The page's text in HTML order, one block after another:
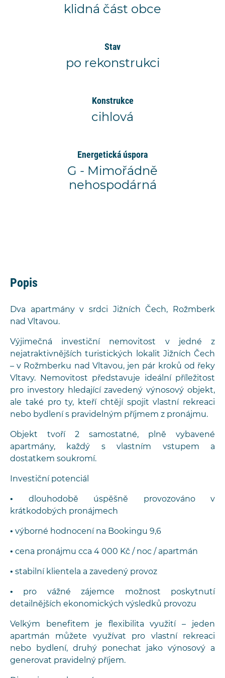
klidná část obce
Stav
po rekonstrukci
Konstrukce
cihlová
Energetická úspora
G - Mimořádně
nehospodárná
Popis
Dva apartmány v srdci Jižních Čech, Rožmberk
nad Vltavou.
Výjimečná investiční nemovitost v jedné z
nejatraktivnějších turistických lokalit Jižních Čech
– v Rožmberku nad Vltavou, jen pár kroků od řeky
Vltavy. Nemovitost představuje ideální příležitost
pro investory hledající zavedený výnosový objekt,
ale také pro ty, kteří chtějí spojit vlastní rekreaci
nebo bydlení s pravidelným příjmem z pronájmu.
Objekt tvoří 2 samostatné, plně vybavené
apartmány, každý s vlastním vstupem a
dostatkem soukromí.
Investiční potenciál
• dlouhodobě úspěšně provozováno v
krátkodobých pronájmech
• výborné hodnocení na Bookingu 9,6
• cena pronájmu cca 4 000 Kč / noc / apartmán
• stabilní klientela a zavedený provoz
• pro vážné zájemce možnost poskytnutí
detailnějších ekonomických výsledků provozu
Velkým benefitem je flexibilita využití – jeden
apartmán můžete využívat pro vlastní rekreaci
nebo bydlení, druhý ponechat jako výnosový a
generovat pravidelný příjem.